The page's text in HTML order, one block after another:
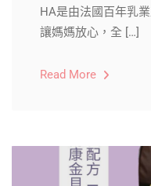
HA是由法國百年乳
讓媽媽放心，全 […]
Read More